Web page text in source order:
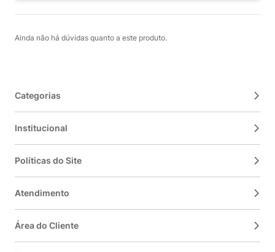
Ainda não há dúvidas quanto a este produto.
Categorias
Institucional
Políticas do Site
Atendimento
Área do Cliente